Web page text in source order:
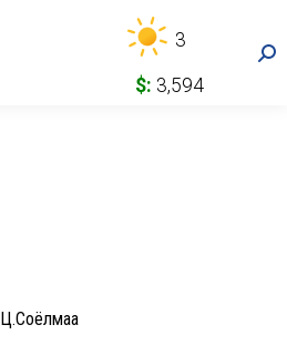
3
$: 3,594
Ц.Соёлмаа